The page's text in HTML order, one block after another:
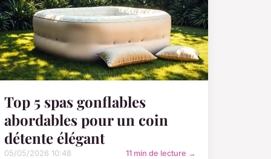
Top 5 spas gonflables
abordables pour un coin
détente élégant
05/05/2026 10:48 11 min de lecture →